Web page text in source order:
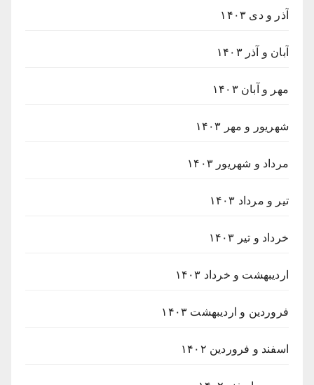
آذر و دی ۱۴۰۳
آبان و آذر ۱۴۰۳
مهر و آبان ۱۴۰۳
شهریور و مهر ۱۴۰۳
مرداد و شهریور ۱۴۰۳
تیر و مرداد ۱۴۰۳
خرداد و تیر ۱۴۰۳
اردیبهشت و خرداد ۱۴۰۳
فروردین و اردیبهشت ۱۴۰۳
اسفند و فروردین ۱۴۰۲